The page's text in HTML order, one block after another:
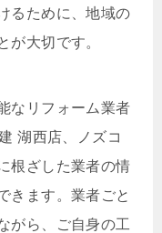
るために、地域の
が大切です。
なリフォーム業者
湖西店、ノズコ
根ざした業者の情
きます。業者ごと
がら、ご自身の工